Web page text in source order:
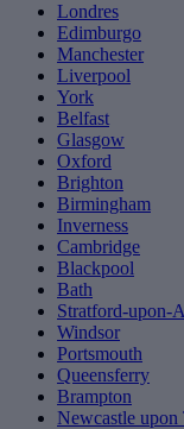
Londres
Edimburgo
Manchester
Liverpool
York
Belfast
Glasgow
Oxford
Brighton
Birmingham
Inverness
Cambridge
Blackpool
Bath
Stratford-upon-
Windsor
Portsmouth
Queensferry
Brampton
Newcastle upon